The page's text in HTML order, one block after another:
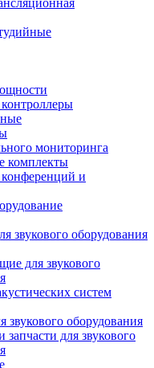
мониторинга
комплекты
и
звукового оборудования
для звукового
систем
звукового оборудования
запчасти для звукового